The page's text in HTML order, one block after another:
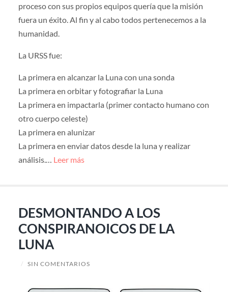
proceso con sus propios equipos quería que la misión
fuera un éxito. Al fin y al cabo todos pertenecemos a la
humanidad.
La URSS fue:
La primera en alcanzar la Luna con una sonda
La primera en orbitar y fotografiar la Luna
La primera en impactarla (primer contacto humano con
otro cuerpo celeste)
La primera en alunizar
La primera en enviar datos desde la luna y realizar
análisis.… Leer más
DESMONTANDO A LOS
CONSPIRANOICOS DE LA
LUNA
/ SIN COMENTARIOS